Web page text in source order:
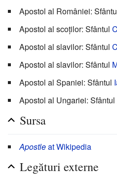
Apostol al României:
Apostol al scoților: Sfântul
Apostol al slavilor: Sfântul
Apostol al slavilor: Sfântul
Apostol al Spaniei: Sfântul
Apostol al Ungariei: Sfântul
Sursa
Apostleat Wikipedia
Legături externe